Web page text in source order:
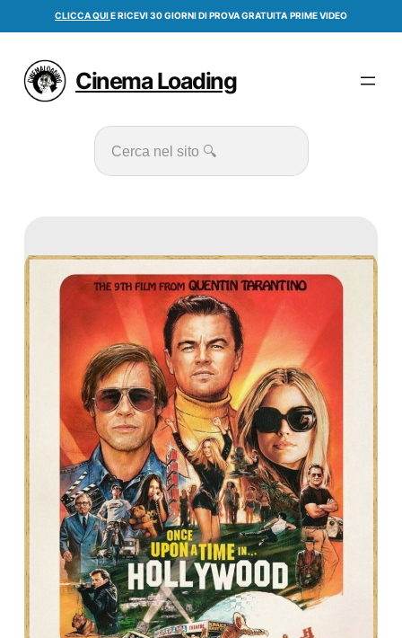
CLICCA QUIE RICEVI 30 GIORNI DI PROVA GRATUITA PRIME VIDEO
Cinema Loading
Cerca